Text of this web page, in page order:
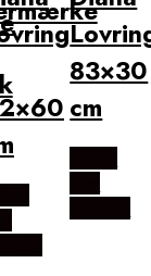
83×30
cm